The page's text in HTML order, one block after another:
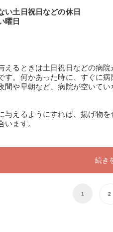
い土日祝日などの休日
曜日
えるときは土日祝日などの病
す。何かあった時に、すぐに
間や早朝など、病院が空いて
与えるようにすれば、揚げ物
います。
続き
1 2